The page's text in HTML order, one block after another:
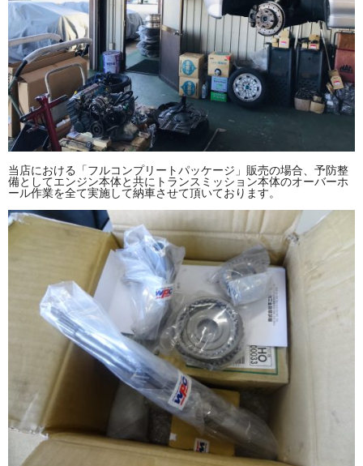
当店における「フルコンプリートパッケージ」販売の場合、予防整
備としてエンジン本体と共にトランスミッション本体のオーバーホ
ール作業を全て実施して納車させて頂いております。